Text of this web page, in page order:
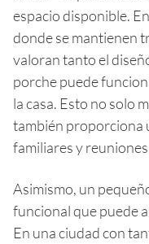
espacio disponible.
donde se mantienen
valoran tanto el
porche puede
la casa. Esto no solo
también proporciona
familiares y
Asimismo, un
funcional que puede
En una ciudad con